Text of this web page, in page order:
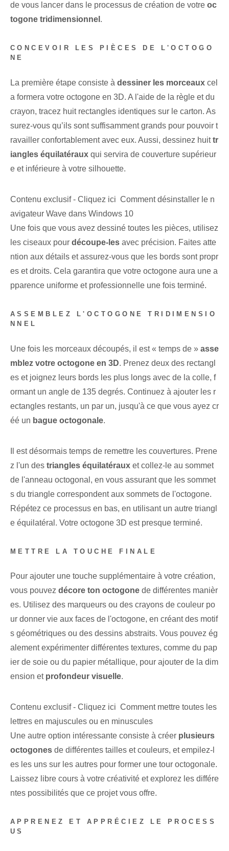
de vous lancer dans le processus de création de votre oc
togone tridimensionnel .
CONCEVOIR LES PIÈCES DE L'OCTOGO
NE
La première étape consiste à dessiner les morceaux cel
a formera votre octogone en 3D. A l'aide de la règle et du
crayon, tracez huit rectangles identiques sur le carton. As
surez-vous qu’ils sont suffisamment grands pour pouvoir t
ravailler confortablement avec eux. Aussi, dessinez ⁢huittr
iangles équilatéraux ⁣qui servira de couverture supérieur
e et inférieure à votre silhouette.
Contenu exclusif - Cliquez ici Comment désinstaller le n
avigateur Wave dans Windows 10
Une fois que vous avez dessiné toutes les pièces, utilisez
les ciseaux pour découpe-les avec précision. Faites atte
ntion aux détails et assurez-vous que les bords sont propr
es et droits. Cela garantira que votre octogone aura une a
pparence uniforme et professionnelle une fois terminé.
ASSEMBLEZ L'OCTOGONE TRIDIMENSIO
NNEL
Une fois les morceaux découpés, il est « temps de » asse
mblez votre octogone en 3D. Prenez deux des rectangl
es et joignez leurs bords les plus longs⁤ avec de la colle, f
ormant un angle de 135‌ degrés. Continuez à ajouter les r
ectangles restants, un par un, jusqu'à ce que vous ayez cr
éé un bague octogonale.
Il est désormais temps de remettre les couvertures. Prene
z l'un des triangles équilatéraux et collez-le au sommet
de l'anneau octogonal, en vous assurant que les sommet
s du triangle correspondent aux sommets de l'octogone.
Répétez ce processus en bas, en utilisant un autre triangl
e équilatéral. Votre octogone 3D est presque terminé.
METTRE LA TOUCHE FINALE
Pour ajouter une touche supplémentaire à votre création,
vous pouvez décore ton octogone de différentes manièr
es.‍ Utilisez des marqueurs ou des crayons de couleur po
ur⁢ donner vie aux faces de l'octogone, en créant des ⁢motif
s géométriques ou des dessins abstraits. Vous pouvez ég
alement expérimenter différentes textures, comme du pap
ier de soie ou du papier métallique, pour ajouter de la dim
ension et profondeur visuelle.
Contenu exclusif - Cliquez ici Comment mettre toutes les
lettres en majuscules ou en minuscules
Une autre option intéressante consiste à créer plusieurs
octogones de différentes tailles et couleurs, et empilez-l
es ⁤les uns sur les autres pour‍ former une tour octogonale.⁤
Laissez libre cours à votre créativité et explorez les différe
ntes possibilités que ce projet vous offre.
APPRENEZ ET APPRÉCIEZ LE PROCESS
US